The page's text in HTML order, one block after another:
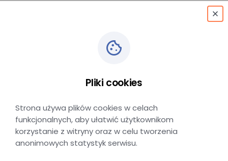
Honorowanie biletów
okresowych KMŁ
w pociągach PKP
Intercity
Pliki cookies
Strona używa plików cookies w celach
funkcjonalnych, aby ułatwić użytkownikom
korzystanie z witryny oraz w celu tworzenia
anonimowych statystyk serwisu.